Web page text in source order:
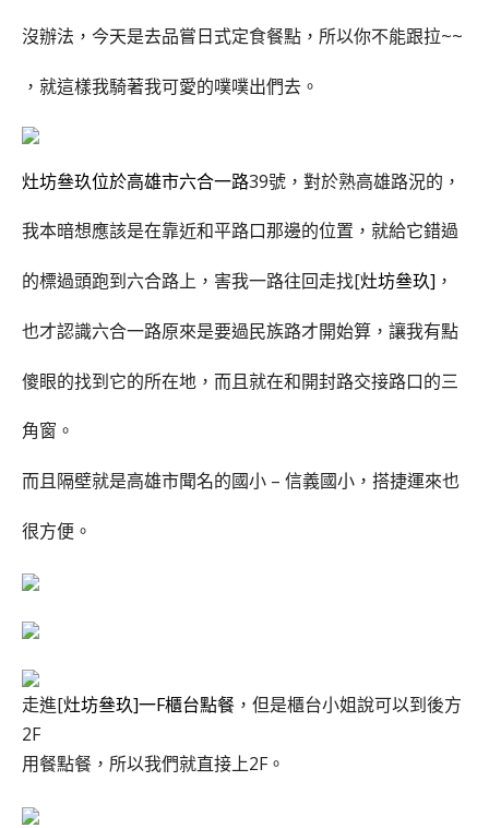
沒辦法，今天是去品嘗日式定食餐點，所以你不能跟拉~~
，就這樣我騎著我可愛的噗噗出們去。
灶坊叄玖位於高雄市六合一路39號，對於熟高雄路況的，
我本暗想應該是在靠近和平路口那邊的位置，就給它錯過
的標過頭跑到六合路上，害我一路往回走找[灶坊叄玖] ，
也才認識六合一路原來是要過民族路才開始算，讓我有點
傻眼的找到它的所在地，而且就在和開封路交接路口的三
角窗。
而且隔壁就是高雄市聞名的國小 – 信義國小，搭捷運來也
很方便。
走進[灶坊叄玖]一F櫃台點餐 ，但是櫃台小姐說可以到後方
2F
用餐點餐，所以我們就直接上2F。